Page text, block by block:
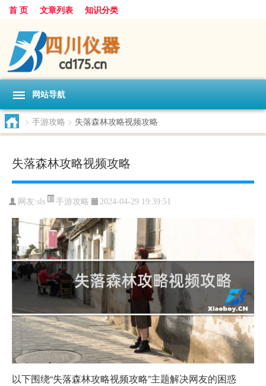
首 页 文章列表 知识分类
网站导航
> 手游攻略 > 失落森林攻略视频攻略
失落森林攻略视频攻略
网友:sls 手游攻略 2024-04-29 19:39:51
以下围绕“失落森林攻略视频攻略”主题解决网友的困惑